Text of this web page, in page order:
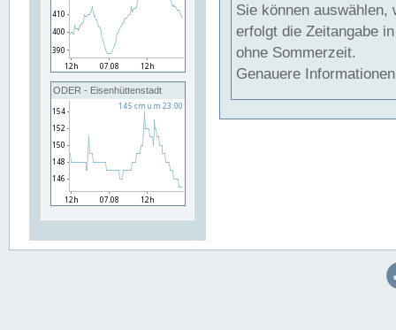
ODER - Eisenhüttenstadt
Sie können auswählen,
erfolgt die Zeitangabe
ohne Sommerzeit.
Genauere